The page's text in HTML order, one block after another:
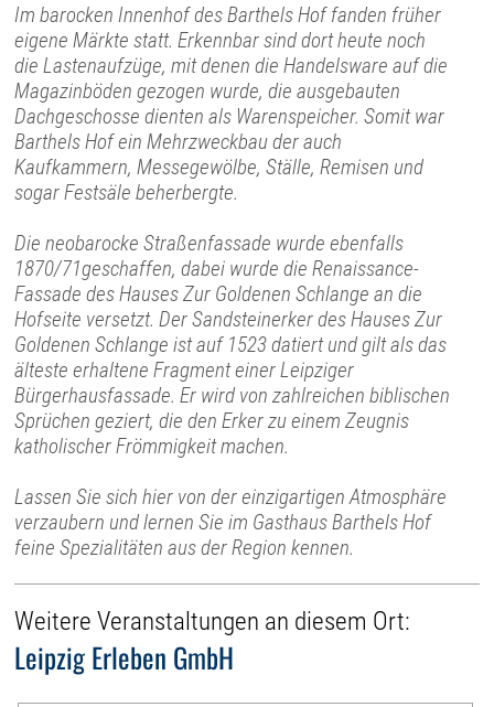
Im barocken Innenhof des Barthels Hof fanden früher
eigene Märkte statt. Erkennbar sind dort heute noch
die Lastenaufzüge, mit denen die Handelsware auf die
Magazinböden gezogen wurde, die ausgebauten
Dachgeschosse dienten als Warenspeicher. Somit war
Barthels Hof ein Mehrzweckbau der auch
Kaufkammern, Messegewölbe, Ställe, Remisen und
sogar Festsäle beherbergte.
Die neobarocke Straßenfassade wurde ebenfalls
1870/71geschaffen, dabei wurde die Renaissance-
Fassade des Hauses Zur Goldenen Schlange an die
Hofseite versetzt. Der Sandsteinerker des Hauses Zur
Goldenen Schlange ist auf 1523 datiert und gilt als das
älteste erhaltene Fragment einer Leipziger
Bürgerhausfassade. Er wird von zahlreichen biblischen
Sprüchen geziert, die den Erker zu einem Zeugnis
katholischer Frömmigkeit machen.
Lassen Sie sich hier von der einzigartigen Atmosphäre
verzaubern und lernen Sie im Gasthaus Barthels Hof
feine Spezialitäten aus der Region kennen.
Weitere Veranstaltungen an diesem Ort:
Leipzig Erleben GmbH